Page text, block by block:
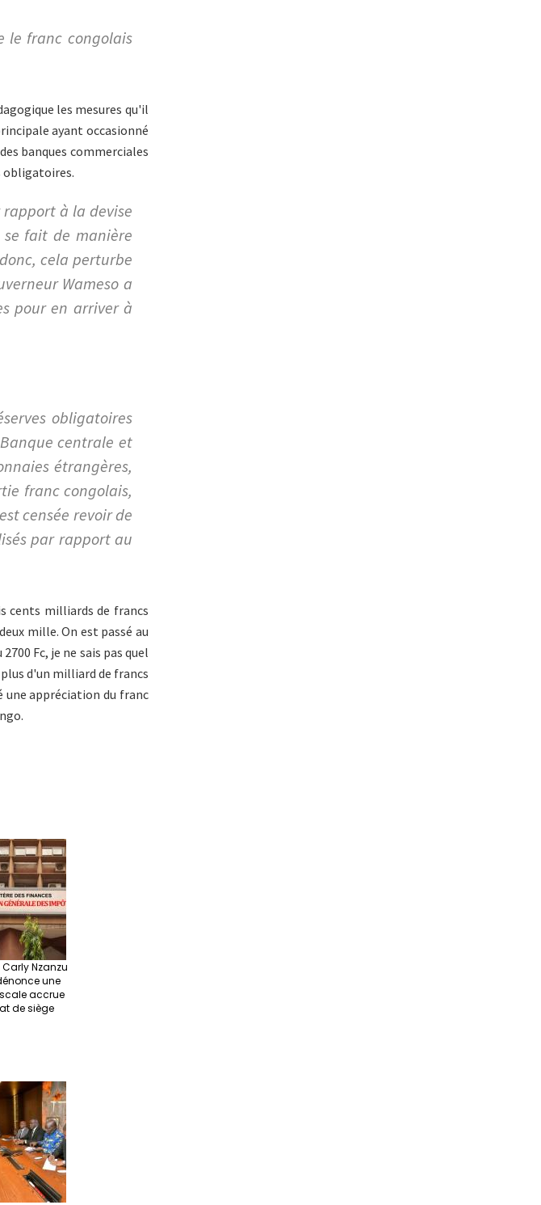
le franc congolais
les mesures qu'il
ayant occasionné
banques commerciales
obligatoires.
à la devise
fait de manière
cela perturbe
Wameso a
pour en arriver à
obligatoires
centrale et
étrangères,
franc congolais,
censée revoir de
par rapport au
cents milliards de francs
mille. On est passé au
Fc, je ne sais pas quel
d'un milliard de francs
une appréciation du franc
Nzanzu
une
accrue
de siège